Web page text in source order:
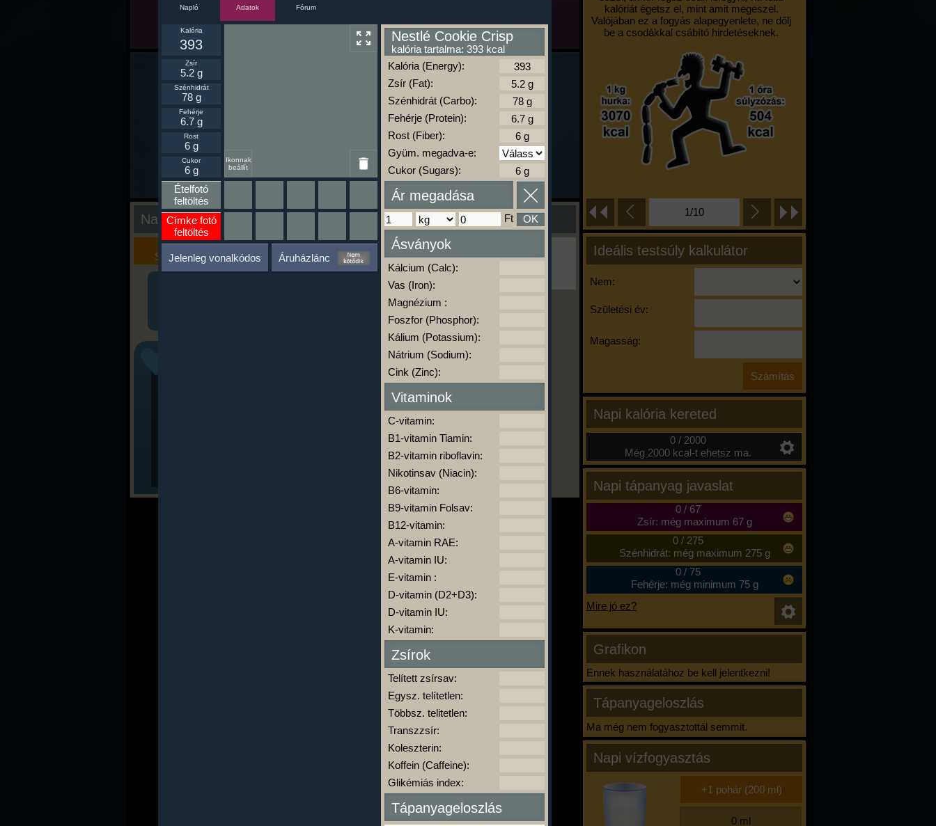
kalóriát égetsz el, mint amit megeszel.
Valójában ez a fogyás alapegyenlete, ne dőlj
be a csodákkal csábító hirdetéseknek.
1/10
Ideális testsúly kalkulátor
Nem:
Születési év:
Magasság:
Napi kalória kereted
0 / 2000
Még 2000 kcal-t ehetsz ma.
Napi tápanyag javaslat
0/ 67
Zsír: még maximum 67 g
0/ 275
Szénhidrát: még maximum 275 g
0/ 75
Fehérje: még minimum 75 g
Mire jó ez?
Grafikon
Ennek használatához be kell jelentkezni!
Tápanyageloszlás
Ma még nem fogyasztottál semmit.
Napi vízfogyasztás
Nap kiértékelése
Kalória
Szimulátor
Szöveges
Értékelés
Ha ma már nem eszel/sportolsz többet,
kattints a kiértékelésre!
A Kalória Szimulátor Prémium funkció.
-
Napló Adatok Fórum
Ikonnak
beállít
Kalória
393
Zsír
5.2 g
Szénhidrát
78 g
Fehérje
6.7 g
Rost
6 g
Cukor
6 g
Ételfotó
feltöltés
Címke fotó
feltöltés
Jelenleg vonalkódos Áruházlánc
Nestlé Cookie Crisp
kalória tartalma: 393 kcal
Kalória (Energy):
Zsír (Fat):
Szénhidrát (Carbo):
Fehérje (Protein):
Rost (Fiber):
Gyüm. megadva-e:
Cukor (Sugars):
Ár megadása
Ft OK
Ásványok
Kálcium (Calc):
Vas (Iron):
Magnézium :
Foszfor (Phosphor):
Kálium (Potassium):
Nátrium (Sodium):
Cink (Zinc):
Vitaminok
C-vitamin:
B1-vitamin Tiamin:
B2-vitamin riboflavin:
Nikotinsav (Niacin):
B6-vitamin:
B9-vitamin Folsav:
B12-vitamin:
A-vitamin RAE:
A-vitamin IU:
E-vitamin :
D-vitamin (D2+D3):
D-vitamin IU:
K-vitamin:
Zsírok
Telített zsírsav:
Egysz. telítetlen:
Többsz. telitetlen:
Transzzsír:
Koleszterin:
Koffein (Caffeine):
Glikémiás index:
Tápanyageloszlás